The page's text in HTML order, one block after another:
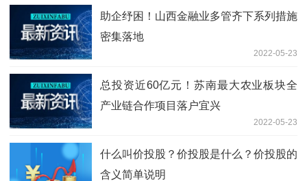
助企纾困！山西金融业多管齐下系列措施
密集落地
2022-05-23
总投资近60亿元！苏南最大农业板块全
产业链合作项目落户宜兴
2022-05-23
什么叫价投股？价投股是什么？价投股的
含义简单说明